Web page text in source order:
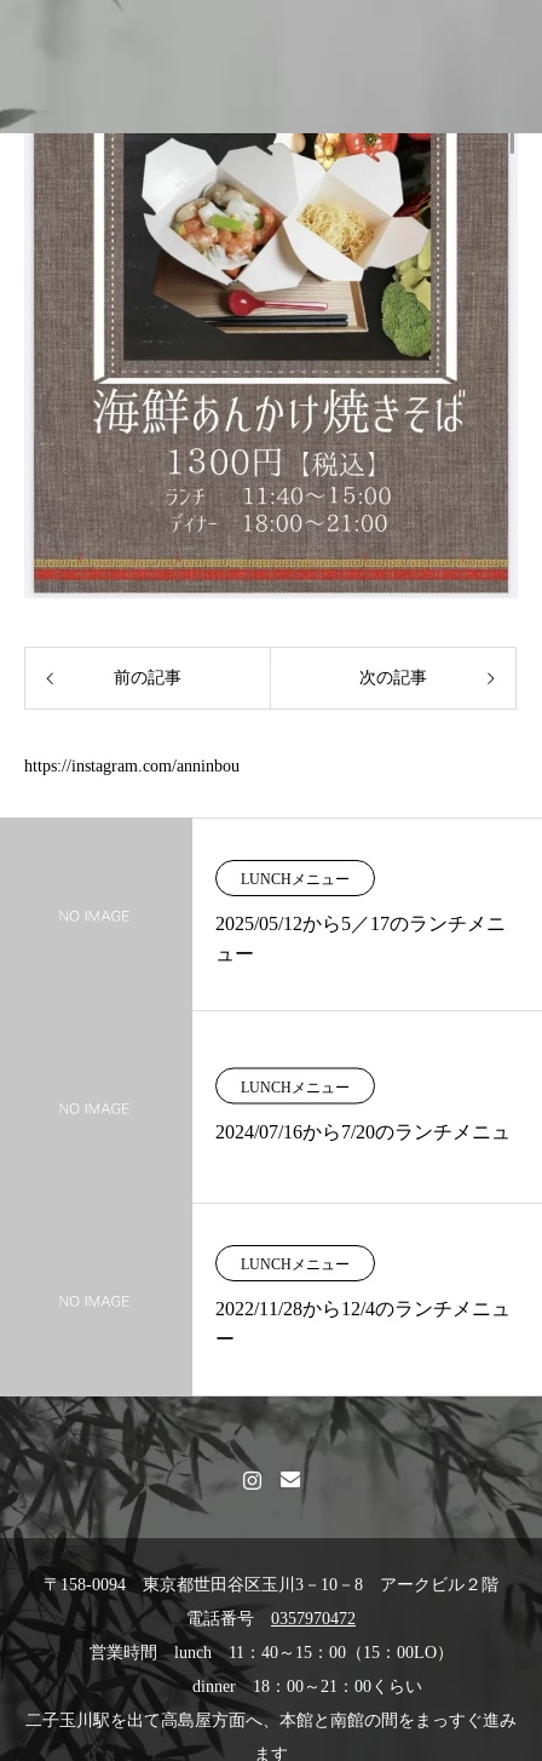
前の記事 次の記事
https://instagram.com/anninbou
LUNCHメニュー
2025/05/12から5／17のランチメニ
ュー
LUNCHメニュー
2024/07/16から7/20のランチメニュ
LUNCHメニュー
2022/11/28から12/4のランチメニュ
ー
〒158-0094 東京都世田谷区玉川3－10－8 アークビル２階
電話番号 0357970472
営業時間 lunch 11：40～15：00（15：00LO）
dinner 18：00～21：00くらい
二子玉川駅を出て高島屋方面へ、本館と南館の間をまっすぐ進み
ます